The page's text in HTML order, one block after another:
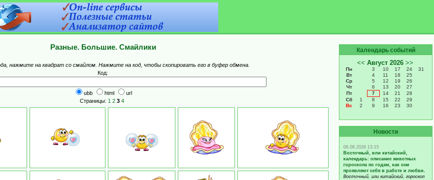
Разные. Большие. Смайлики
нажмите на квадрат со смайлом. Нажмите на код, чтобы скопировать его в буфер обмена.
Код:
ubb html
url
Страницы: 1 2 3 4
Календарь событий
Новости